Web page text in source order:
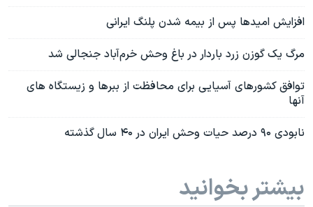
افزایش امیدها پس از بیمه شدن پلنگ ایرانی
مرگ یک گوزن زرد باردار در باغ وحش خرم‌آباد جنجالی شد
توافق کشورهای آسیایی برای محافظت از ببرها و زیستگاه های
آنها
نابودی ۹۰ درصد حیات وحش ایران در ۴۰ سال گذشته
بیشتر بخوانید